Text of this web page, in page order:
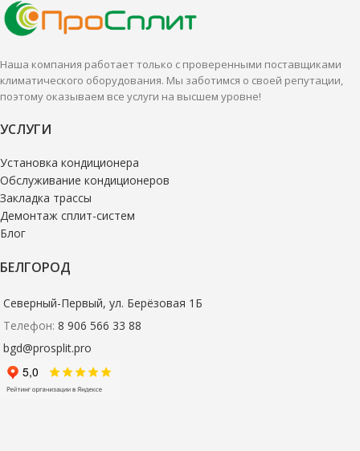
Наша компания работает только с проверенными поставщиками
климатического оборудования. Мы заботимся о своей репутации,
поэтому оказываем все услуги на высшем уровне!
УСЛУГИ
Установка кондиционера
Обслуживание кондиционеров
Закладка трассы
Демонтаж сплит-систем
Блог
БЕЛГОРОД
Северный-Первый, ул. Берёзовая 1Б
Телефон: 8 906 566 33 88
bgd@prosplit.pro